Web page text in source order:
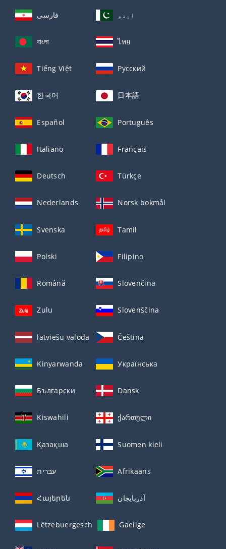
فارسی اردو
বাংলা ไทย
Tiếng Việt Русский
한국어 日本語
Español Português
Italiano Français
Deutsch Türkçe
Nederlands Norsk bokmål
Svenska Tamil
Polski Filipino
Română Slovenčina
Zulu Slovenščina
latviešu valoda Čeština
Kinyarwanda Українська
Български Dansk
Kiswahili ქართული
Қазақша Suomen kieli
עברית Afrikaans
Հայերեն آذربايجان
Lëtzebuergesch Gaeilge